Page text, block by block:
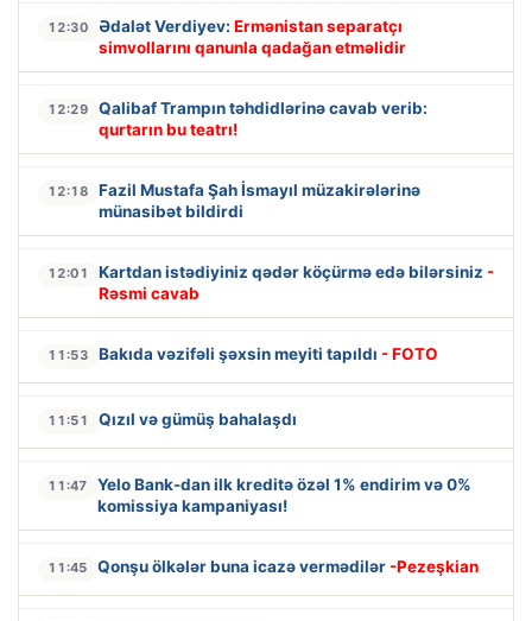
12:30 Ədalət Verdiyev: Ermənistan separatçı
simvollarını qanunla qadağan etməlidir
12:29
Qalibaf Trampın təhdidlərinə cavab verib:
qurtarın bu teatrı!
12:18
Fazil Mustafa Şah İsmayıl müzakirələrinə
münasibət bildirdi
12:01 Kartdan istədiyiniz qədər köçürmə edə bilərsiniz -
Rəsmi cavab
11:53 Bakıda vəzifəli şəxsin meyiti tapıldı - FOTO
11:51 Qızıl və gümüş bahalaşdı
11:47
Yelo Bank-dan ilk kreditə özəl 1% endirim və 0%
komissiya kampaniyası!
11:45 Qonşu ölkələr buna icazə vermədilər -Pezeşkian